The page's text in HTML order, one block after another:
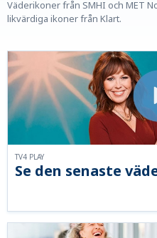
Väderikoner från SMHI och MET
likvärdiga ikoner från Klart.
Se den senaste
TV4 PLAY